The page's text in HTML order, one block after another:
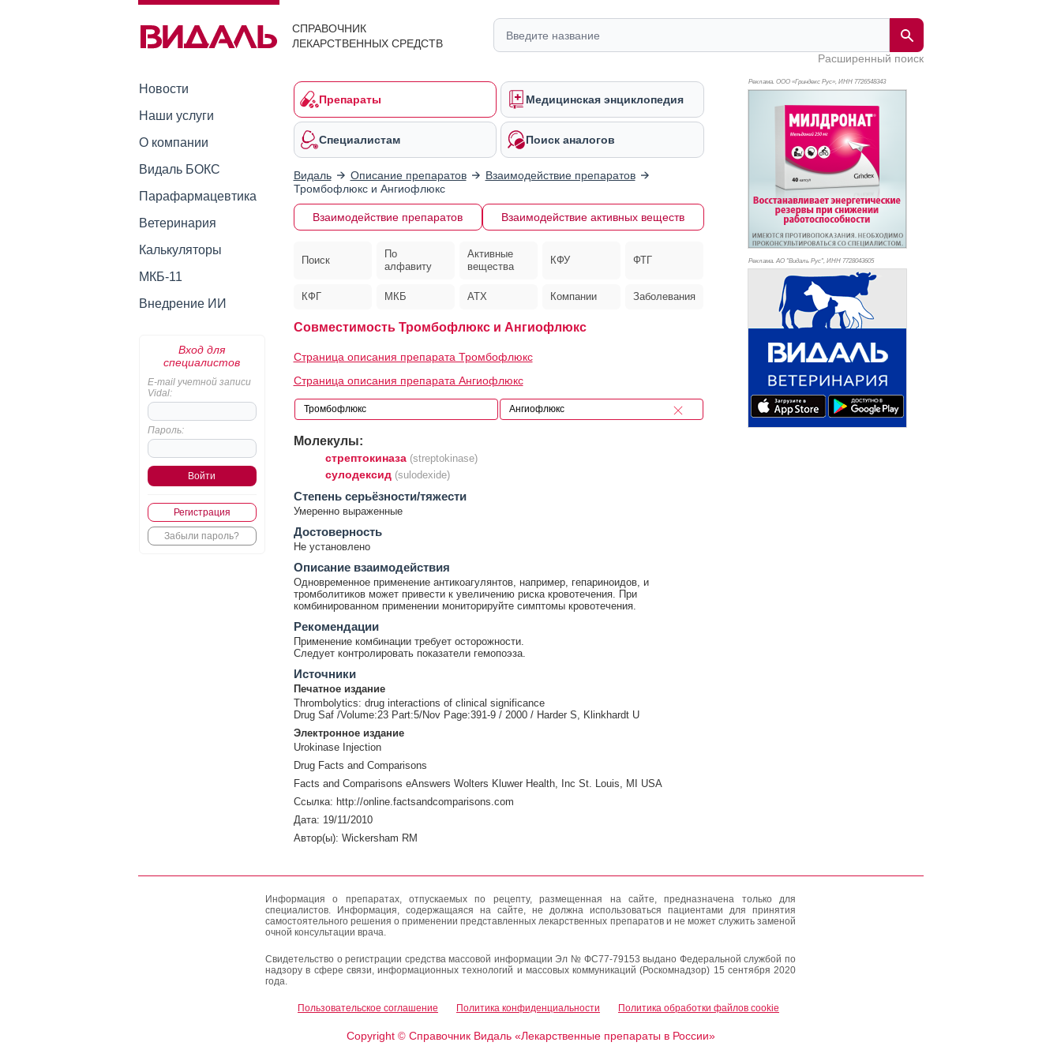
СПРАВОЧНИК
ЛЕКАРСТВЕННЫХ СРЕДСТВ
Расширенный поиск
Новости
Наши услуги
О компании
Видаль БОКС
Парафармацевтика
Ветеринария
Калькуляторы
МКБ-11
Внедрение ИИ
Вход для
специалистов
E-mail учетной записи
Vidal:
Пароль:
Регистрация
Забыли пароль?
Препараты Медицинская энциклопедия
Специалистам Поиск аналогов
Видаль Описание препаратов
Взаимодействие препаратов
Тромбофлюкс и Ангиофлюкс
Взаимодействие препаратов Взаимодействие активных веществ
Поиск
По
алфавиту
Активные
вещества
КФУ ФТГ
КФГ МКБ АТХ Компании Заболевания
Совместимость Тромбофлюкс и Ангиофлюкс
Страница описания препарата Тромбофлюкс
Страница описания препарата Ангиофлюкс
Молекулы:
стрептокиназа (streptokinase)
сулодексид (sulodexide)
Cтепень серьёзности/тяжести
Умеренно выраженные
Достоверность
Не установлено
Описание взаимодействия
Одновременное применение антикоагулянтов, например, гепариноидов, и
тромболитиков может привести к увеличению риска кровотечения. При
комбинированном применении мониторируйте симптомы кровотечения.
Рекомендации
Применение комбинации требует осторожности.
Следует контролировать показатели гемопоэза.
Источники
Печатное издание
Thrombolytics: drug interactions of clinical significance
Drug Saf /Volume:23 Part:5/Nov Page:391-9 / 2000 / Harder S, Klinkhardt U
Электронное издание
Urokinase Injection
Drug Facts and Comparisons
Facts and Comparisons eAnswers Wolters Kluwer Health, Inc St. Louis, MI USA
Ссылка: http://online.factsandcomparisons.com
Дата: 19/11/2010
Автор(ы): Wickersham RM
Реклама. ООО «Гриндекс Рус», ИНН 7726548343
Реклама. АО "Видаль Рус", ИНН 7728043605
Информация о препаратах, отпускаемых по рецепту, размещенная на сайте, предназначена только для
специалистов. Информация, содержащаяся на сайте, не должна использоваться пациентами для принятия
самостоятельного решения о применении представленных лекарственных препаратов и не может служить заменой
очной консультации врача.
Свидетельство о регистрации средства массовой информации Эл № ФС77-79153 выдано Федеральной службой по
надзору в сфере связи, информационных технологий и массовых коммуникаций (Роскомнадзор) 15 сентября 2020
года.
Пользовательское соглашение Политика конфиденциальности Политика обработки файлов cookie
Copyright ©Справочник Видаль «Лекарственные препараты в России»